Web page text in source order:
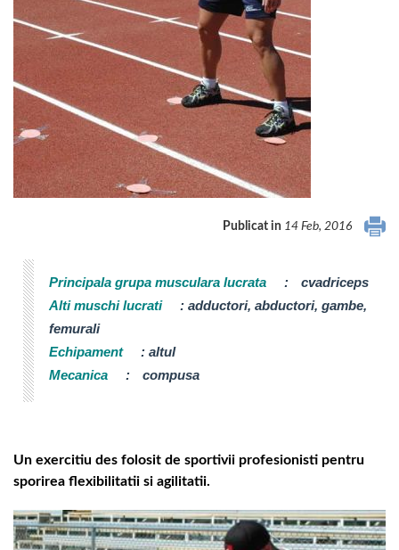
Publicat in 14 Feb, 2016
Principala grupa musculara lucrata :
cvadriceps
Alti muschi lucrati
: adductori, abductori, gambe,
femurali
Echipament
: altul
Mecanica
: compusa
Un exercitiu des folosit de sportivii profesionisti pentru
sporirea flexibilitatii si agilitatii.